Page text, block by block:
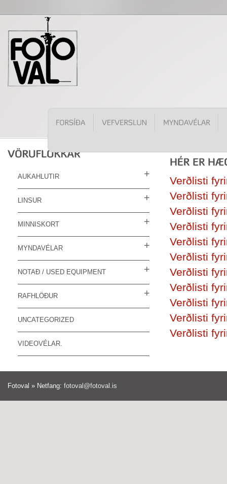
Verðlisti
Verðlisti
Verðlisti
Verðlisti
Verðlisti
Verðlisti
Verðlisti
Verðlisti
Verðlisti
Verðlisti
Verðlisti
AUKAHLUTIR
LINSUR
MINNISKORT
MYNDAVÉLAR
NOTAÐ / USED EQUIPMENT
RAFHLÖÐUR
UNCATEGORIZED
VIDEOVÉLAR.
Fotoval » Netfang: fotoval@fotoval.is